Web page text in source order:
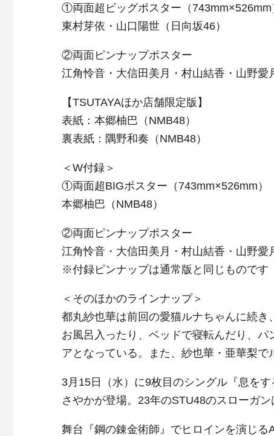
①両面超ビッグポスター（743mm×526mm
東村芽依・山口陽世（日向坂46）
②両面ピンナップポスター
江角怜音・大信田美月・村山結香・山野愛
【TSUTAYAほか店舗限定版】
表紙：本郷柚巴（NMB48）
裏表紙：隅野和奏（NMB48）
＜W付録＞
①両面超BIGポスター（743mm×526mm）
本郷柚巴（NMB48）
②両面ピンナップポスター
江角怜音・大信田美月・村山結香・山野愛
※付録ピンナップは通常版と同じものです
＜そのほかのラインナップ＞
都丸紗也華は前回の愛猫ルナちゃんに続
お風呂入ったり、ベッドで寝転んだり、パ
アとなっている。また、紗也華・亜華梨で
3月15日（水）に9枚目のシングル『息を
さやかが登場。23年のSTU48のスローガ
舞台『鋼の錬金術師』でヒロインを演じ